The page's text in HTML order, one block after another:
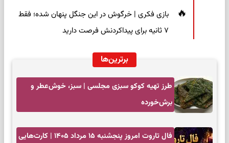
بازی فکری | خرگوش در این جنگل پنهان شده؛ فقط
۷ ثانیه برای پیداکردنش فرصت دارید
برترین‌ها
طرز تهیه کوکو سبزی مجلسی | سبز، خوش‌عطر و
برش‌خورده
فال تاروت امروز پنجشنبه ۱۵ مرداد ۱۴۰۵ | کارت‌هایی